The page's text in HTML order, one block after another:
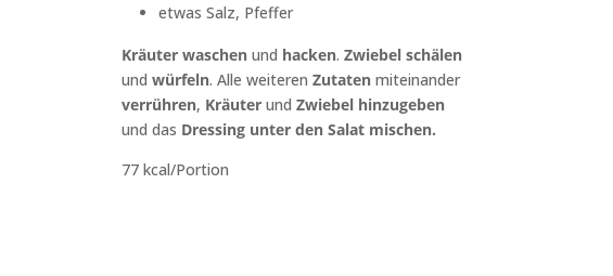
etwas Salz, Pfeffer
Kräuter waschenund hacken. Zwiebel schälen
und würfeln. Alle weiteren Zutatenmiteinander
verrühren, Kräuterund Zwiebel hinzugeben
und das Dressing unter den Salat mischen.
77 kcal/Portion